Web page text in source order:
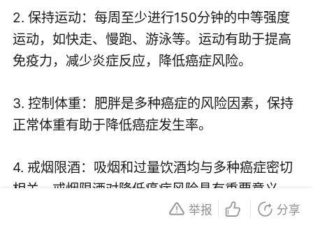
2. 保持运动：每周至少进行150分钟的中等强度
运动，如快走、慢跑、游泳等。运动有助于提高
免疫力，减少炎症反应，降低癌症风险。
3. 控制体重：肥胖是多种癌症的风险因素，保持
正常体重有助于降低癌症发生率。
4. 戒烟限酒：吸烟和过量饮酒均与多种癌症密切
相关。戒烟限酒对降低癌症风险具有重要意义。
举报 分享